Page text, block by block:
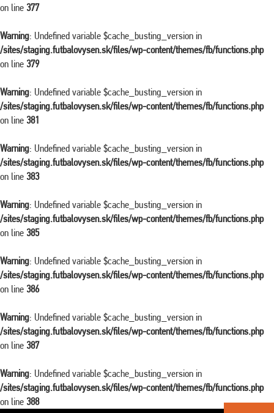
on line 377
Warning: Undefined variable $cache_busting_version in
/sites/staging.futbalovysen.sk/files/wp-content/themes/fb/functions.php
on line 379
Warning: Undefined variable $cache_busting_version in
/sites/staging.futbalovysen.sk/files/wp-content/themes/fb/functions.php
on line 381
Warning: Undefined variable $cache_busting_version in
/sites/staging.futbalovysen.sk/files/wp-content/themes/fb/functions.php
on line 383
Warning: Undefined variable $cache_busting_version in
/sites/staging.futbalovysen.sk/files/wp-content/themes/fb/functions.php
on line 385
Warning: Undefined variable $cache_busting_version in
/sites/staging.futbalovysen.sk/files/wp-content/themes/fb/functions.php
on line 386
Warning: Undefined variable $cache_busting_version in
/sites/staging.futbalovysen.sk/files/wp-content/themes/fb/functions.php
on line 387
Warning: Undefined variable $cache_busting_version in
/sites/staging.futbalovysen.sk/files/wp-content/themes/fb/functions.php
on line 388